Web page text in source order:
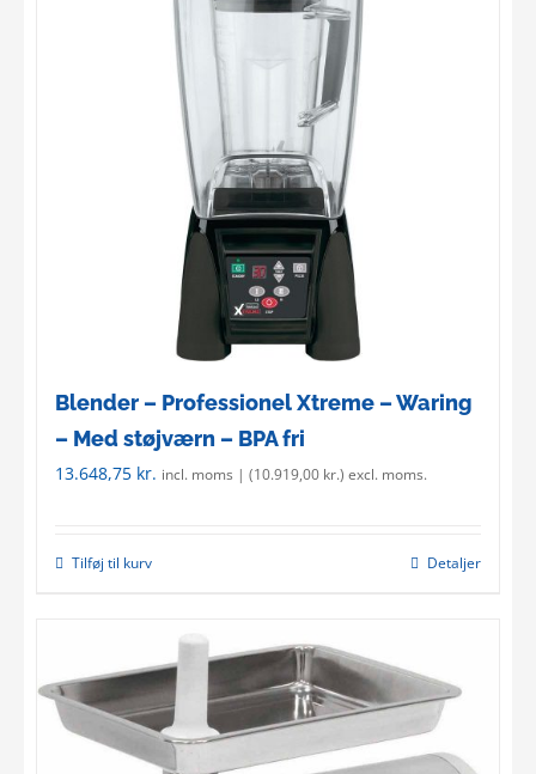
Blender – Professionel Xtreme – Waring
– Med støjværn – BPA fri
13.648,75 kr. incl. moms | (10.919,00 kr.) excl. moms.
Tilføj til kurv Detaljer